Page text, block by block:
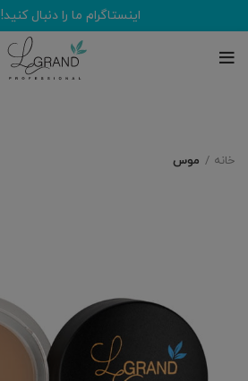
اینستاگرام ما را دنبال کنید!
خانه موس